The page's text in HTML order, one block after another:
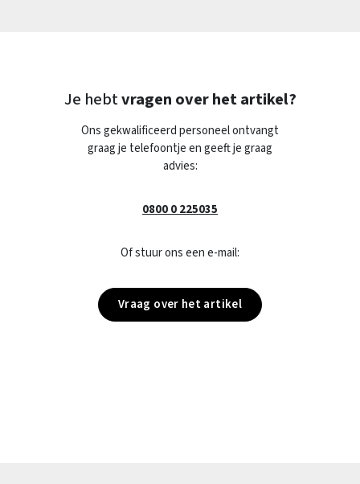
Je hebtvragen over het artikel?
Ons gekwalificeerd personeel ontvangt
graag je telefoontje en geeft je graag
advies:
0800 0 225035
Of stuur ons een e-mail:
Vraag over het artikel